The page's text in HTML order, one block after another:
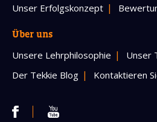
Unser Erfolgskonzept
Über uns
Unsere Lehrphilosophie
Unser
Der Tekkie Blog
Kontaktieren